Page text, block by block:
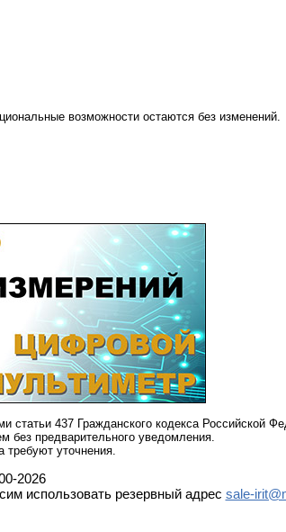
возможности остаются без изменений.
437 Гражданского кодекса Российской
без предварительного уведомления.
требуют уточнения.
2026
использовать резервный адрес sale-